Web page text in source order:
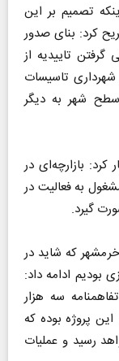
تصمیم بر این
کرد: بنای صدور
تاییدیه از
تاسیسات
سطح شهر به دیگر
بازارچه‌ای در
به فعالیت در
گیرد.
که شاید در
بودیم ادامه داد:
سه هزار
پروژه بوده که
رسید و عملیات